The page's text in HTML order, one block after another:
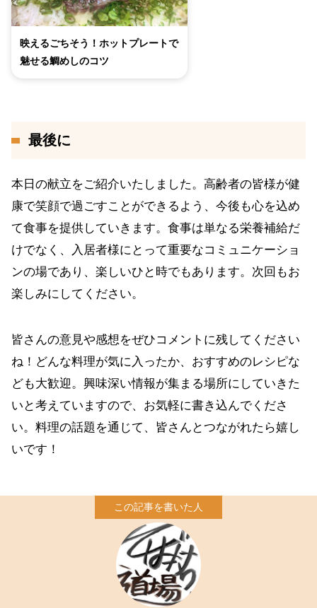
映えるごちそう！ホットプレートで
魅せる鯛めしのコツ
最後に
本日の献立をご紹介いたしました。高齢者の皆様が健
康で笑顔で過ごすことができるよう、今後も心を込め
て食事を提供していきます。食事は単なる栄養補給だ
けでなく、入居者様にとって重要なコミュニケーショ
ンの場であり、楽しいひと時でもあります。次回もお
楽しみにしてください。
皆さんの意見や感想をぜひコメントに残してください
ね！どんな料理が気に入ったか、おすすめのレシピな
ども大歓迎。興味深い情報が集まる場所にしていきた
いと考えていますので、お気軽に書き込んでくださ
い。料理の話題を通じて、皆さんとつながれたら嬉し
いです！